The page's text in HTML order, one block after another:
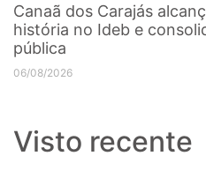
Canaã dos Carajás
história no Ideb e
pública
06/08/2026
Visto recente